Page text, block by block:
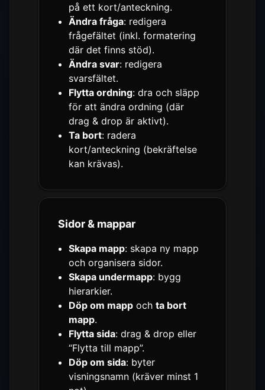
på ett kort/anteckning.
Ändra fråga: redigera
frågefältet (inkl. formatering
där det finns stöd).
Ändra svar: redigera
svarsfältet.
Flytta ordning: dra och släpp
för att ändra ordning (där
drag & drop är aktivt).
Ta bort: radera
kort/anteckning (bekräftelse
kan krävas).
Sidor & mappar
Skapa mapp: skapa ny mapp
och organisera sidor.
Skapa undermapp: bygg
hierarkier.
Döp om mapp och ta bort
mapp.
Flytta sida: drag & drop eller
“Flytta till mapp”.
Döp om sida: byter
visningsnamn (kräver minst 1